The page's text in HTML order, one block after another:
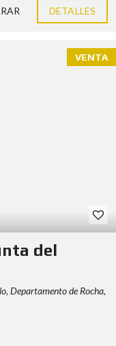
DETALLES
VENTA
del
Departamento de Rocha,